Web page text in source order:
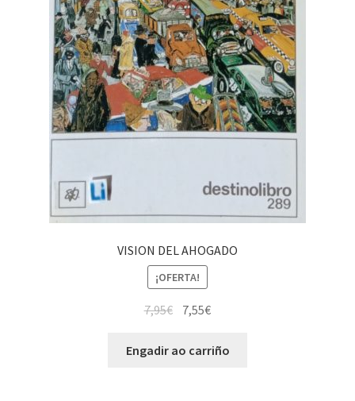
VISION DEL AHOGADO
¡OFERTA!
7,95€ 7,55€
Engadir ao carriño